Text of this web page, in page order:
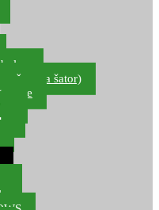
ručne, za šator)